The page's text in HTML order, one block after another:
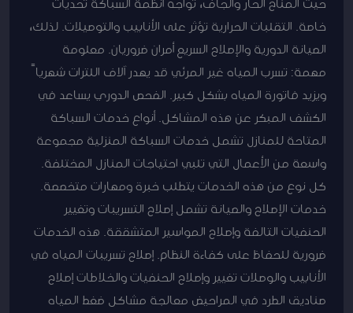
خاصة. التقلبات الحرارية تؤثر على الأنابيب والتوصيلات. لذلك،
الصيانة الدورية والإصلاح السريع أمران ضروريان. معلومة
مهمة: تسرب المياه غير المرئي قد يهدر آلاف اللترات شهرياً
ويزيد فاتورة المياه بشكل كبير. الفحص الدوري يساعد في
الكشف المبكر عن هذه المشاكل. أنواع خدمات السباكة
المتاحة للمنازل تشمل خدمات السباكة المنزلية مجموعة
واسعة من الأعمال التي تلبي احتياجات المنازل المختلفة.
كل نوع من هذه الخدمات يتطلب خبرة ومهارات متخصصة.
خدمات الإصلاح والصيانة تشمل إصلاح التسريبات وتغيير
الحنفيات التالفة وإصلاح المواسير المتشققة. هذه الخدمات
ضرورية للحفاظ على كفاءة النظام. إصلاح تسريبات المياه في
الأنابيب والوصلات تغيير وإصلاح الحنفيات والخلاطات إصلاح
صناديق الطرد في المراحيض معالجة مشاكل ضغط المياه